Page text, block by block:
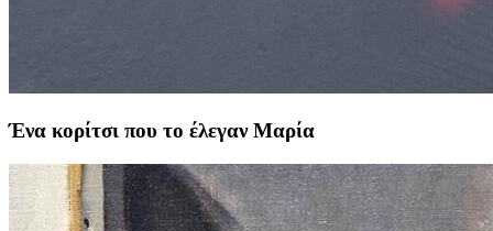
Ένα κορίτσι που το έλεγαν Μαρία